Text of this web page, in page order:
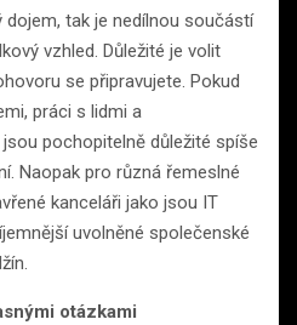
dojem, tak je nedílnou součástí
vzhled. Důležité je volit
se připravujete. Pokud
práci s lidmi a
pochopitelně důležité spíše
Naopak pro různá řemeslné
kanceláři jako jsou IT
uvolněné společenské
otázkami